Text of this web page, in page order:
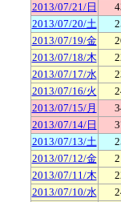
2013/07/21/日
2013/07/20/土
2013/07/19/金
2013/07/18/木
2013/07/17/水
2013/07/16/火
2013/07/15/月
2013/07/14/日
2013/07/13/土
2013/07/12/金
2013/07/11/木
2013/07/10/水